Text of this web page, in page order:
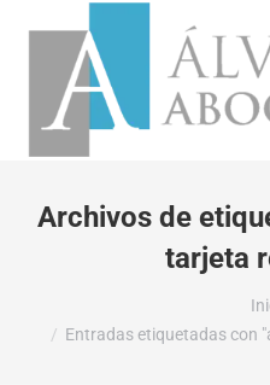
Archivos de
tarjeta
Entradas etiquetadas con